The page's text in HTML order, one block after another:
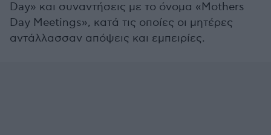
Day» και συναντήσεις με το όνομα «Mothers
Day Meetings», κατά τις οποίες οι μητέρες
αντάλλασσαν απόψεις και εμπειρίες.